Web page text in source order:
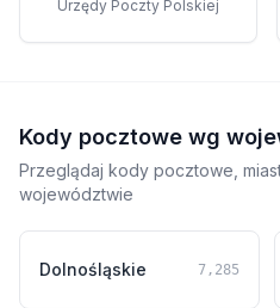
Urzędy Poczty Polskiej
Kody pocztowe wg
Przeglądaj kody pocztowe,
województwie
Dolnośląskie 7,285